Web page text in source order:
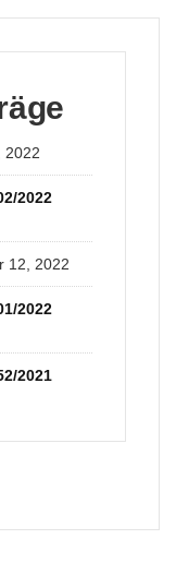
2022
2022
12, 2022
2022
2021